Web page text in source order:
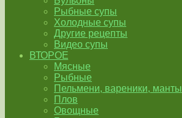
Рыбные супы
Холодные супы
Другие рецепты
Видео супы
ВТОРОЕ
Мясные
Рыбные
Пельмени, вареники, манты
Плов
Овощные